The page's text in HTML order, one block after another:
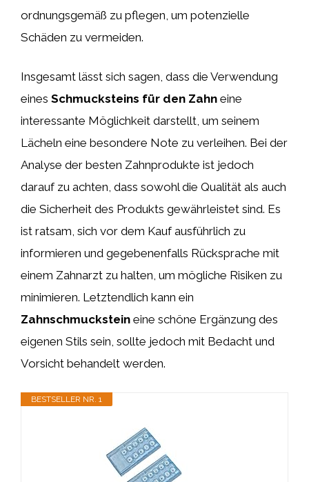
ordnungsgemäß zu pflegen, um potenzielle
Schäden zu vermeiden.
Insgesamt lässt sich sagen, dass die Verwendung
eines Schmucksteins für den Zahn eine
interessante Möglichkeit darstellt, um seinem
Lächeln eine besondere Note zu verleihen. Bei der
Analyse der besten Zahnprodukte ist jedoch
darauf zu achten, dass sowohl die Qualität als auch
die Sicherheit des Produkts gewährleistet sind. Es
ist ratsam, sich vor dem Kauf ausführlich zu
informieren und gegebenenfalls Rücksprache mit
einem Zahnarzt zu halten, um mögliche Risiken zu
minimieren. Letztendlich kann ein
Zahnschmuckstein eine schöne Ergänzung des
eigenen Stils sein, sollte jedoch mit Bedacht und
Vorsicht behandelt werden.
BESTSELLER NR. 1